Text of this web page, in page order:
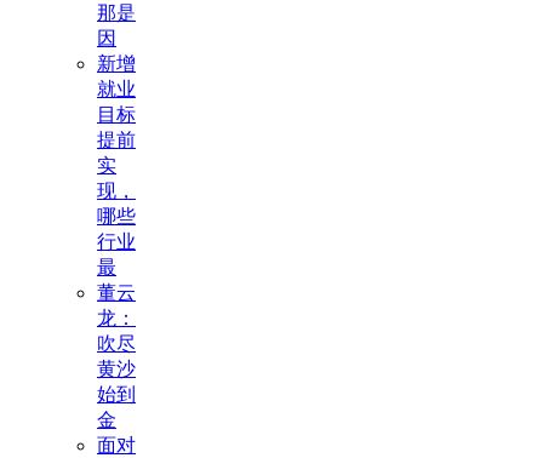
那是
因
新增
就业
目标
提前
实
现，
哪些
行业
最
董云
龙：
吹尽
黄沙
始到
金
面对